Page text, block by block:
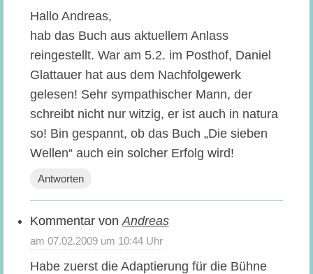
Hallo Andreas,
hab das Buch aus aktuellem Anlass
reingestellt. War am 5.2. im Posthof, Daniel
Glattauer hat aus dem Nachfolgewerk
gelesen! Sehr sympathischer Mann, der
schreibt nicht nur witzig, er ist auch in natura
so! Bin gespannt, ob das Buch „Die sieben
Wellen“ auch ein solcher Erfolg wird!
Antworten
Andreas
07.02.2009 um 10:44 Uhr
Habe zuerst die Adaptierung für die Bühne